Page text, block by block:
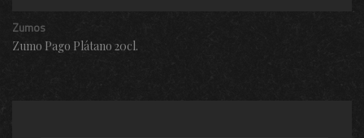
Zumos
Zumo Pago Plátano 20cl.